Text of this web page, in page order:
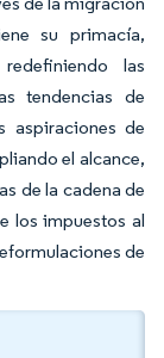
su primacía,
las
tendencias de
aspiraciones de
el alcance,
de la cadena de
los impuestos al
de